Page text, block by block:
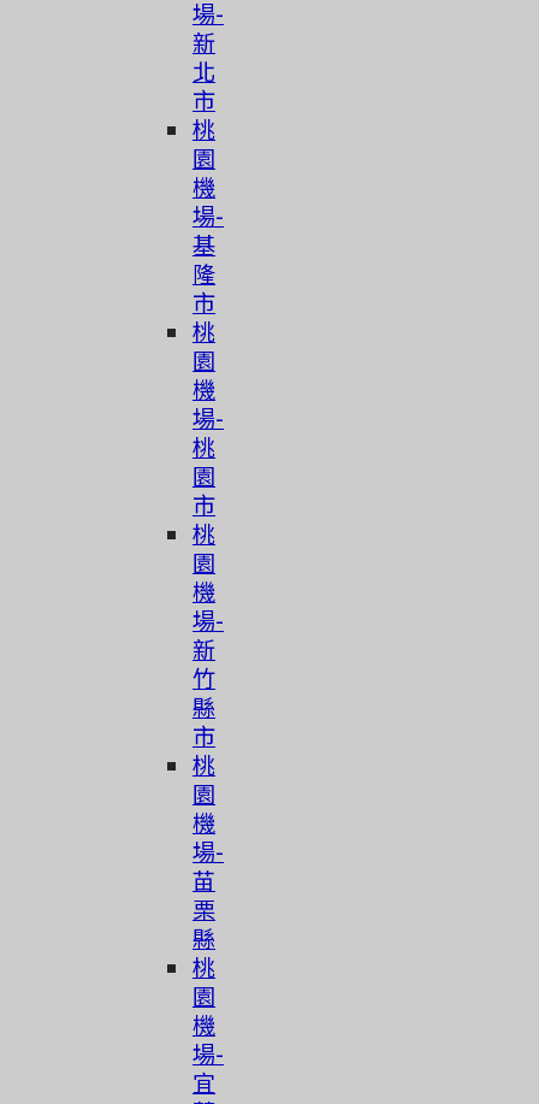
場-
新
北
市
桃
園
機
場-
基
隆
市
桃
園
機
場-
桃
園
市
桃
園
機
場-
新
竹
縣
市
桃
園
機
場-
苗
栗
縣
桃
園
機
場-
宜